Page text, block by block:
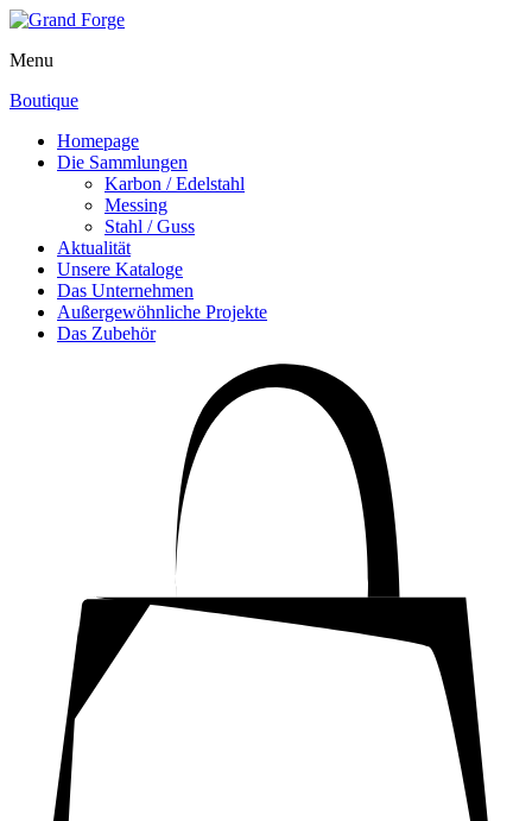
Menu
Boutique
Homepage
Die Sammlungen
Karbon / Edelstahl
Messing
Stahl / Guss
Aktualität
Unsere Kataloge
Das Unternehmen
Außergewöhnliche Projekte
Das Zubehör